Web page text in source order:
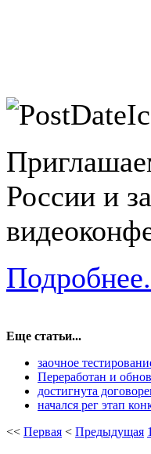
России и
Еще статьи...
заочное
Переработан и
достигнута
начался рег этап
<< Первая < Предыдущая